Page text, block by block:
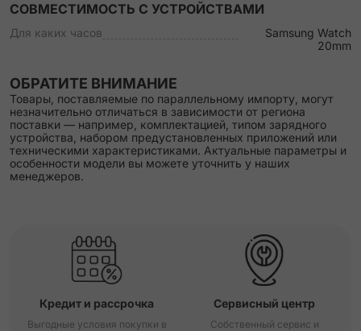
СОВМЕСТИМОСТЬ С УСТРОЙСТВАМИ
Для каких часов
Samsung Watch
20mm
ОБРАТИТЕ ВНИМАНИЕ
Товары, поставляемые по параллельному импорту, могут
незначительно отличаться в зависимости от региона
поставки — например, комплектацией, типом зарядного
устройства, набором предустановленных приложений или
техническими характеристиками. Актуальные параметры и
особенности модели вы можете уточнить у наших
менеджеров.
Кредит и рассрочка
Выгодные условия покупки в
Сервисный центр
Собственный сервис и